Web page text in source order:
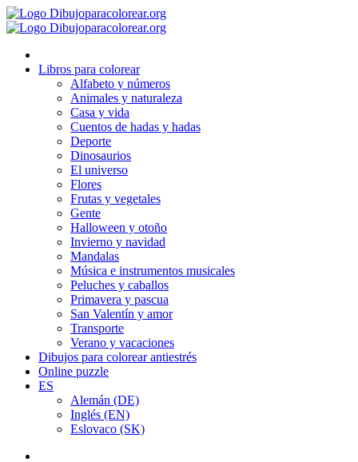
Ir
al
Libros para colorear
Alfabeto y números
Animales y naturaleza
Casa y vida
Cuentos de hadas y hadas
Deporte
Dinosaurios
El universo
Flores
Frutas y vegetales
Gente
Halloween y otoño
Invierno y navidad
Mandalas
Música e instrumentos musicales
Peluches y caballos
Primavera y pascua
San Valentín y amor
Transporte
Verano y vacaciones
Dibujos para colorear antiestrés
Online puzzle
ES
Alemán (DE)
Inglés (EN)
Eslovaco (SK)